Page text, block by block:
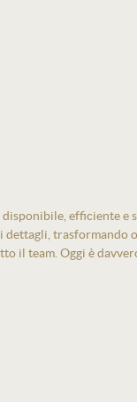
efficiente
dettagli, trasformando
il team. Oggi è